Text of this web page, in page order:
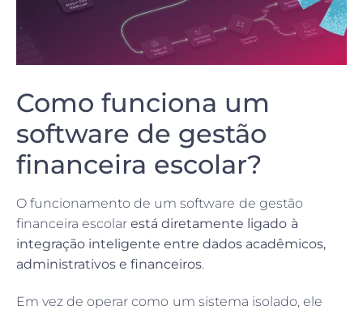
Como funciona um
software de gestão
financeira escolar?
O funcionamento de um software de gestão
financeira escolarestá diretamente ligado à
integração inteligente entre dados acadêmicos,
administrativos e financeiros.
Em vez de operar como um sistema isolado, ele